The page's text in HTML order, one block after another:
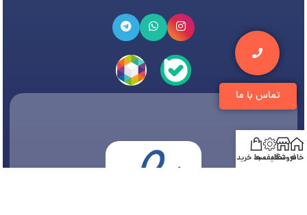
تماس با ما
خانهفروشگاه
تخفیف هاسبد خرید